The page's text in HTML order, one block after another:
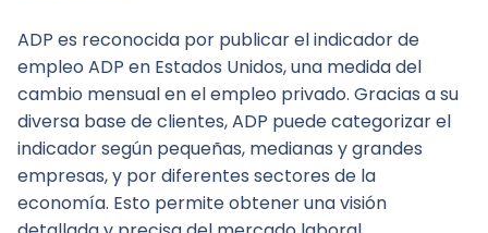
ADP es reconocida por publicar el indicador de
empleo ADP en Estados Unidos, una medida del
cambio mensual en el empleo privado. Gracias a su
diversa base de clientes, ADP puede categorizar el
indicador según pequeñas, medianas y grandes
empresas, y por diferentes sectores de la
economía. Esto permite obtener una visión